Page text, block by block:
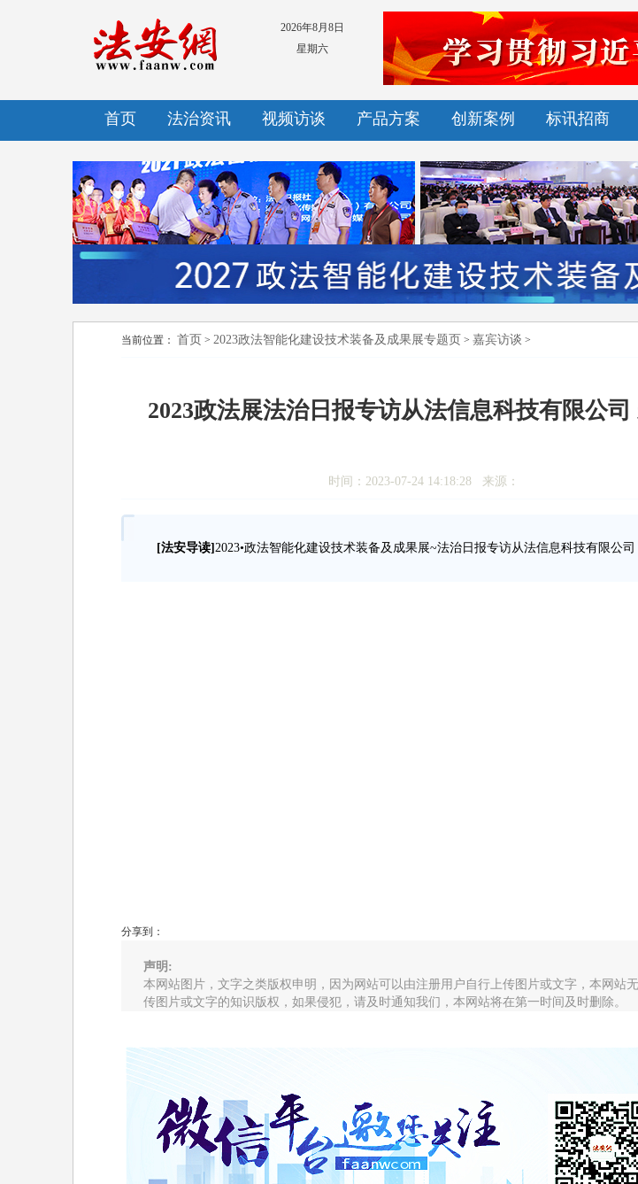
2026年8月8日
星期六
首页 法治资讯 视频访谈 产品方案 创新案例 标讯招商
当前位置： 首页 > 2023政法智能化建设技术装备及成果展专题页 > 嘉宾访谈 >
2023政法展法治日报专访从法信息科技有限公司
时间：2023-07-24 14:18:28 来源：
[法安导读] 2023•政法智能化建设技术装备及成果展~法治日报专访从法信息科技有限公
分享到：
声明:
本网站图片，文字之类版权申明，因为网站可以由注册用户自行上传图片或文字，本网站
传图片或文字的知识版权，如果侵犯，请及时通知我们，本网站将在第一时间及时删除。